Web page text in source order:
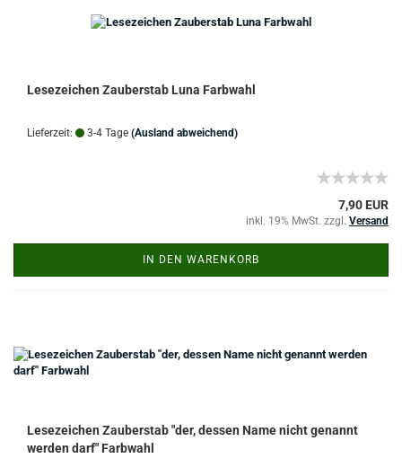
Lesezeichen Zauberstab Luna Farbwahl
Lieferzeit: 3-4 Tage (Ausland abweichend)
7,90 EUR
inkl. 19% MwSt. zzgl. Versand
IN DEN WARENKORB
Lesezeichen Zauberstab "der, dessen Name nicht genannt
werden darf" Farbwahl